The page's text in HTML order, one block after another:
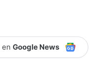
en Google News